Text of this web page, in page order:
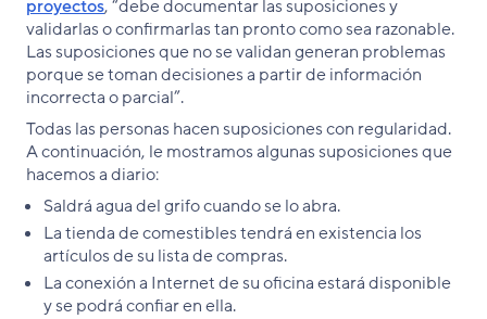
proyectos, “debe documentar las suposiciones y
validarlas o confirmarlas tan pronto como sea razonable.
Las suposiciones que no se validan generan problemas
porque se toman decisiones a partir de información
incorrecta o parcial”.
Todas las personas hacen suposiciones con regularidad.
A continuación, le mostramos algunas suposiciones que
hacemos a diario:
Saldrá agua del grifo cuando se lo abra.
La tienda de comestibles tendrá en existencia los
artículos de su lista de compras.
La conexión a Internet de su oficina estará disponible
y se podrá confiar en ella.